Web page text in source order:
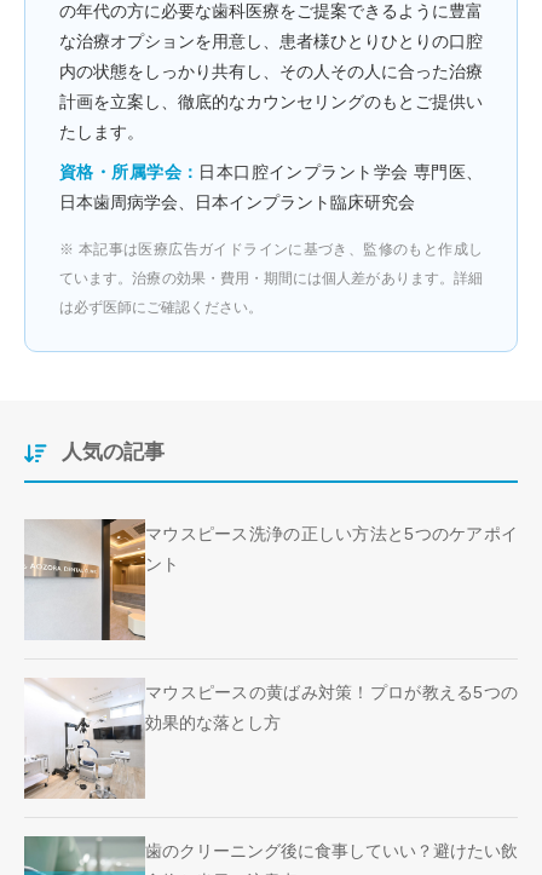
の年代の方に必要な歯科医療をご提案できるように豊富
な治療オプションを用意し、患者様ひとりひとりの口腔
内の状態をしっかり共有し、その人その人に合った治療
計画を立案し、徹底的なカウンセリングのもとご提供い
たします。
資格・所属学会： 日本口腔インプラント学会 専門医、
日本歯周病学会、日本インプラント臨床研究会
※ 本記事は医療広告ガイドラインに基づき、監修のもと作成し
ています。治療の効果・費用・期間には個人差があります。詳細
は必ず医師にご確認ください。
人気の記事
マウスピース洗浄の正しい方法と5つのケアポイ
ント
マウスピースの黄ばみ対策！プロが教える5つの
効果的な落とし方
歯のクリーニング後に食事していい？避けたい飲